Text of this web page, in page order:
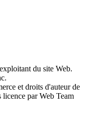
du site Web.
et droits d'auteur de
par Web Team